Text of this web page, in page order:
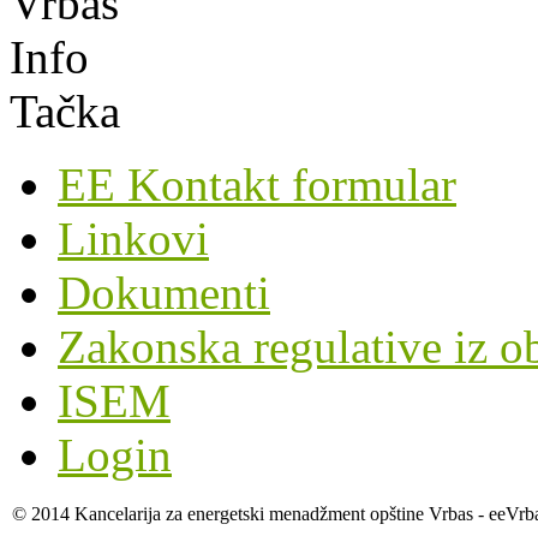
EE Kontakt formular
Linkovi
Dokumenti
Zakonska regulative iz
ISEM
Login
© 2014 Kancelarija za energetski menadžment opštine Vrbas -